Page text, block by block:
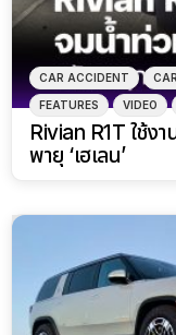
CAR ACCIDENT
FEATURES VIDEO
Rivian R1T ใช้ง
พายุ ‘เฮเลน’